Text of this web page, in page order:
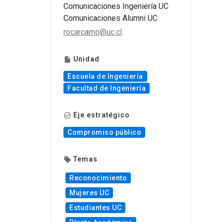
Comunicaciones Ingeniería UC
Comunicaciones Alumni UC
rocarcamo@uc.cl
insert_drive_file Unidad
Escuela de Ingeniería
Facultad de Ingeniería
check_circle_outline Eje estratégico
Compromiso público
local_offer Temas
Reconocimiento
Mujeres UC
Estudiantes UC